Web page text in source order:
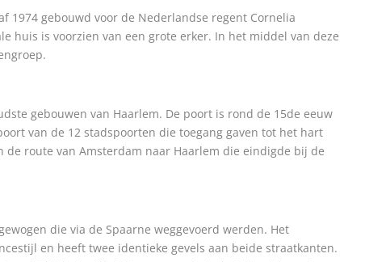
1974 gebouwd voor de Nederlandse regent Cornelia
huis is voorzien van een grote erker. In het middel van deze
gebouwen van Haarlem. De poort is rond de 15de eeuw
van de 12 stadspoorten die toegang gaven tot het hart
de route van Amsterdam naar Haarlem die eindigde bij de
die via de Spaarne weggevoerd werden. Het
en heeft twee identieke gevels aan beide straatkanten.